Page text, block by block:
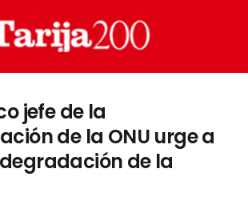
jefe de la
de la ONU urge a
de la